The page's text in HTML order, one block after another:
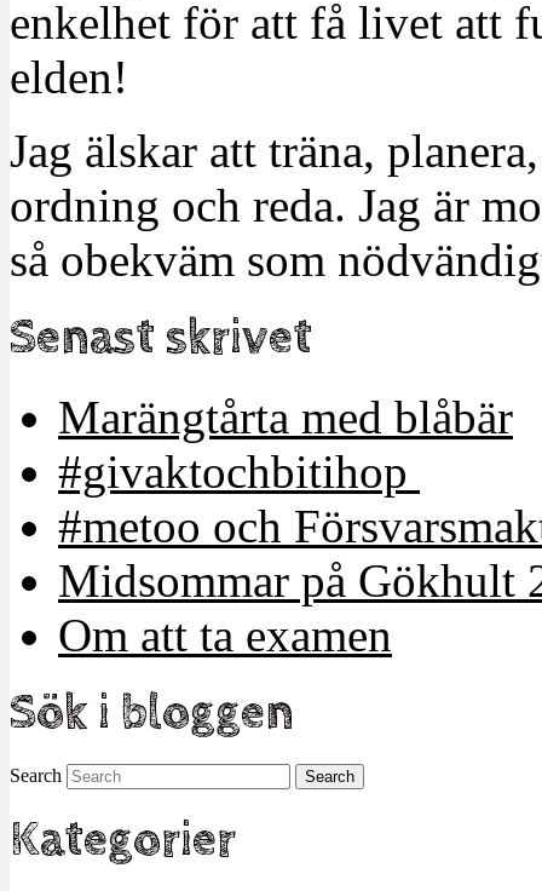
enkelhet för att få livet att
elden!
Jag älskar att träna,
ordning och reda. Jag är
så obekväm som
Senast skrivet
Marängtårta med blåbär
#givaktochbitihop
#metoo och
Midsommar på Gökhult
Om att ta examen
Sök i bloggen
Search
Kategorier